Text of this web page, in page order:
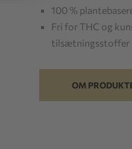
100 %
Fri for THC og
tilsætningsstoffer
OM